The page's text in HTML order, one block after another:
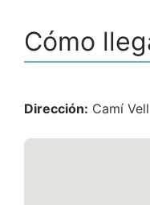
Cómo
Dirección: Camí